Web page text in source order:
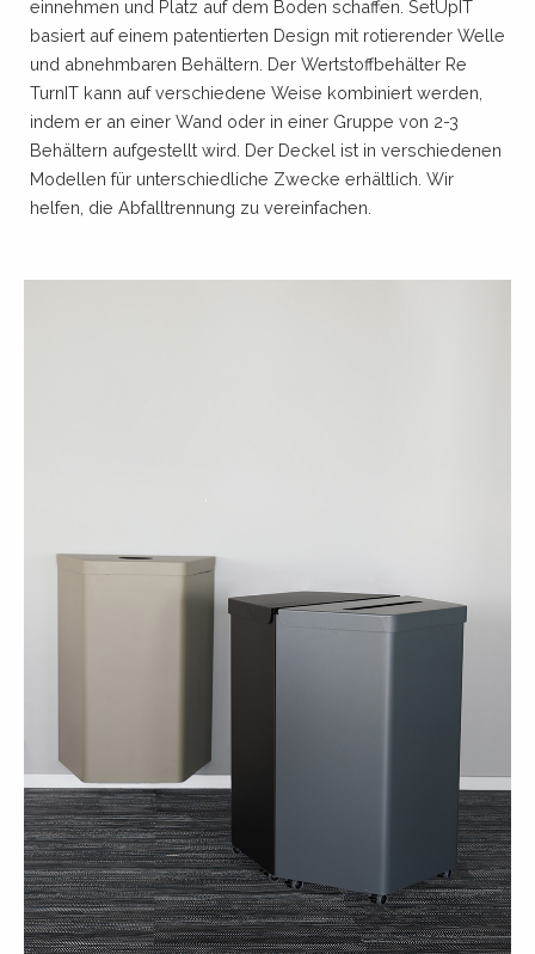
einnehmen und Platz auf dem Boden schaffen. SetUpIT
basiert auf einem patentierten Design mit rotierender Welle
und abnehmbaren Behältern. Der Wertstoffbehälter Re
TurnIT kann auf verschiedene Weise kombiniert werden,
indem er an einer Wand oder in einer Gruppe von 2-3
Behältern aufgestellt wird. Der Deckel ist in verschiedenen
Modellen für unterschiedliche Zwecke erhältlich. Wir
helfen, die Abfalltrennung zu vereinfachen.